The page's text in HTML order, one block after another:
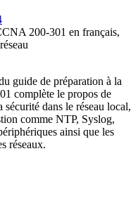
200-301 en français,
guide de préparation à la
complète le propos de
dans le réseau local,
comme NTP, Syslog,
ainsi que les
réseaux.